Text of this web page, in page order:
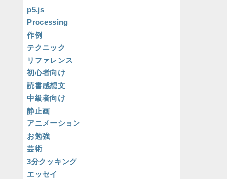
p5.js
Processing
作例
テクニック
リファレンス
初心者向け
読書感想文
中級者向け
静止画
アニメーション
お勉強
芸術
3分クッキング
エッセイ